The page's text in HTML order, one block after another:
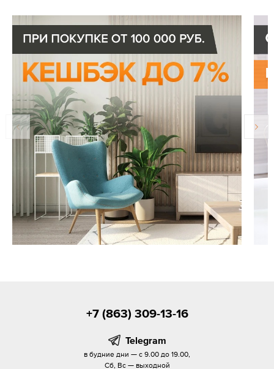
+7 (863) 309-13-16
Telegram
в будние дни — с 9.00 до 19.00,
Сб, Вс — выходной